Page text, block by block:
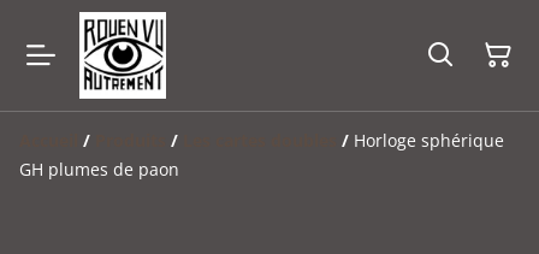
/ / / Horloge sphérique
GH plumes de paon